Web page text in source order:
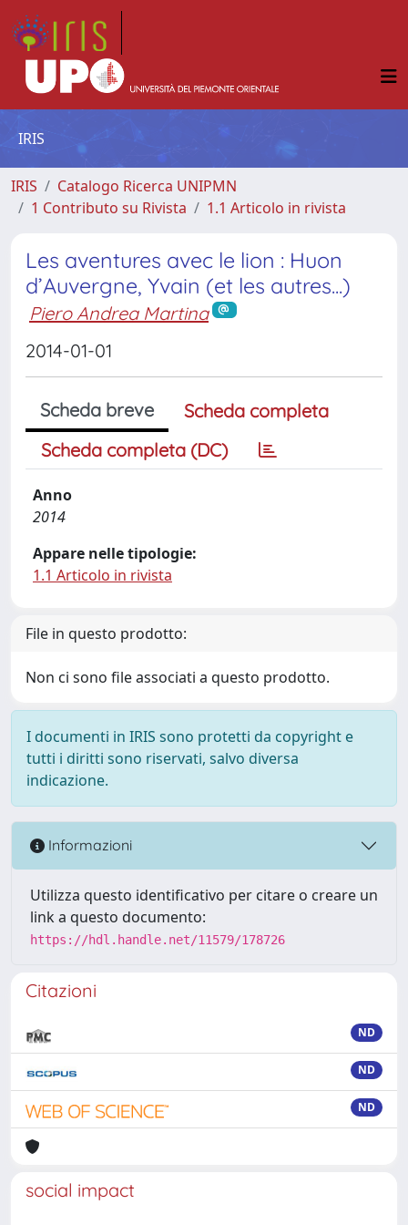
IRIS
IRIS
Catalogo Ricerca UNIPMN
1 Contributo su Rivista
1.1 Articolo in rivista
Les aventures avec le lion : Huon
d’Auvergne, Yvain (et les autres...)
Piero Andrea Martina
2014-01-01
Scheda breve
Scheda completa
Scheda completa (DC)
Anno
2014
Appare nelle tipologie:
1.1 Articolo in rivista
File in questo prodotto:
Non ci sono file associati a questo prodotto.
I documenti in IRIS sono protetti da copyright e
tutti i diritti sono riservati, salvo diversa
indicazione.
Informazioni
Utilizza questo identificativo per citare o creare un
link a questo documento:
https://hdl.handle.net/11579/178726
Citazioni
ND
ND
ND
social impact